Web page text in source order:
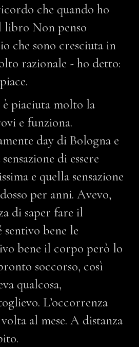
che quando ho
libro Non penso
che sono cresciuta in
razionale - ho detto:
piaciuta molto la
e funziona.
day di Bologna e
di essere
e quella sensazione
per anni. Avevo,
di saper fare il
bene le
bene il corpo però lo
soccorso, così
qualcosa,
L’occorrenza
al mese. A distanza